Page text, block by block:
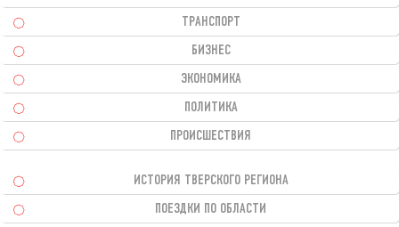
ТРАНСПОРТ
БИЗНЕС
ЭКОНОМИКА
ПОЛИТИКА
ПРОИСШЕСТВИЯ
ИСТОРИЯ ТВЕРСКОГО РЕГИОНА
ПОЕЗДКИ ПО ОБЛАСТИ